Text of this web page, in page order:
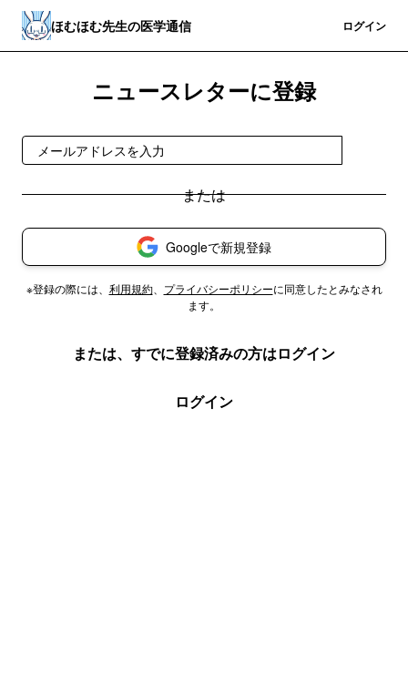
ほむほむ先生の医学通信 ログイン
ニュースレターに登録
Googleで新規登録
※登録の際には、 利用規約、 プライバシーポリシーに同意したとみなされ
ます。
または、すでに登録済みの方はログイン
ログイン